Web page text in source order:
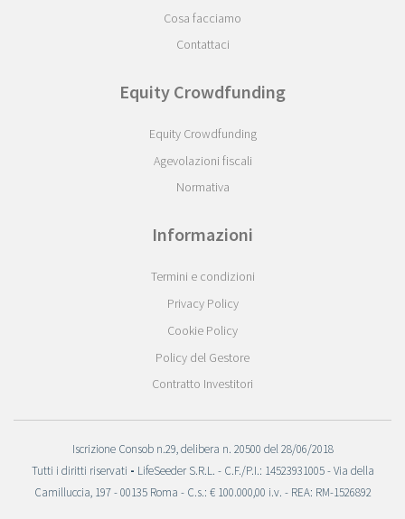
Cosa facciamo
Contattaci
Equity Crowdfunding
Equity Crowdfunding
Agevolazioni fiscali
Normativa
Informazioni
Termini e condizioni
Privacy Policy
Cookie Policy
Policy del Gestore
Contratto Investitori
Iscrizione Consob n.29, delibera n. 20500 del 28/06/2018
Tutti i diritti riservati - LifeSeeder S.R.L. - C.F./P.I.: 14523931005 - Via della
Camilluccia, 197 - 00135 Roma - C.s.: € 100.000,00 i.v. - REA: RM-1526892